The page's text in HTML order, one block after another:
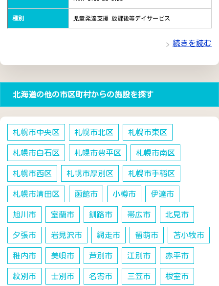
種別 児童発達支援 放課後等デイサービス
続きを読む
北海道の他の市区町村からの施設を探す
札幌市中央区 札幌市北区 札幌市東区
札幌市白石区 札幌市豊平区 札幌市南区
札幌市西区 札幌市厚別区 札幌市手稲区
札幌市清田区 函館市 小樽市 伊達市
旭川市 室蘭市 釧路市 帯広市 北見市
夕張市 岩見沢市 網走市 留萌市 苫小牧市
稚内市 美唄市 芦別市 江別市 赤平市
紋別市 士別市 名寄市 三笠市 根室市